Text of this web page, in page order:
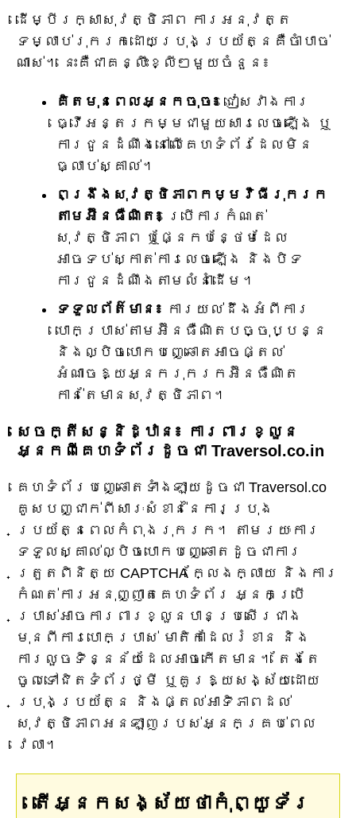
ដើម្បីរក្សាសុវត្ថិភាព ការអនុវត្ត
ទម្លាប់រុករកដោយប្រុងប្រយ័ត្នគឺចាំបាច់
ណាស់។ នេះគឺជាគន្លឹះខ្លីៗមួយចំនួន៖
គិតមុនពេលអ្នកចុច៖ ជៀសវាងការ
ធ្វើអន្តរកម្មជាមួយសារលេចឡើង ឬ
ការជូនដំណឹងនៅលើគេហទំព័រដែលមិន
ធ្លាប់ស្គាល់។
ពង្រឹងសុវត្ថិភាពកម្មវិធីរុករក
តាមអ៊ីនធឺណិត៖ ប្រើការកំណត់
សុវត្ថិភាព ឬផ្នែកបន្ថែមដែល
អាចទប់ស្កាត់ការលេចឡើង និងបិទ
ការជូនដំណឹងតាមលំនាំដើម។
ទទួលព័ត៌មាន៖ ការយល់ដឹងអំពីការ
បោកប្រាស់តាមអ៊ីនធឺណិតបច្ចុប្បន្ន
និងល្បិចបោកបញ្ឆោតអាចផ្តល់
អំណាចឱ្យអ្នករុករកអ៊ីនធឺណិត
កាន់តែមានសុវត្ថិភាព។
សេចក្តីសន្និដ្ឋាន៖ ការពារខ្លួន
អ្នកពីគេហទំព័រដូចជា Traversol.co.in
គេហទំព័របញ្ឆោតទាំងឡាយដូចជា Traversol.co
គូសបញ្ជាក់ពីសារៈសំខាន់នៃការប្រុង
ប្រយ័ត្នពេលកំពុងរុករក។ តាមរយៈការ
ទទួលស្គាល់ល្បិចបោកបញ្ឆោតដូចជាការ
ត្រួតពិនិត្យ CAPTCHA ក្លែងក្លាយ និងការ
កំណត់ការអនុញ្ញាតគេហទំព័រ អ្នកប្រើ
ប្រាស់អាចការពារខ្លួនបានប្រសើរជាង
មុនពីការបោកប្រាស់ មាតិកាដែលរំខាន និង
ការលួចទិន្នន័យដែលអាចកើតមាន។ តែងតែ
ចូលទៅជិតទំព័រថ្មី ឬគួរឱ្យសង្ស័យដោយ
ប្រុងប្រយ័ត្ន និងផ្តល់អាទិភាពដល់
សុវត្ថិភាពអនឡាញរបស់អ្នកគ្រប់ពេល
វេលា។
តើអ្នកសង្ស័យថាកុំព្យូទ័រ